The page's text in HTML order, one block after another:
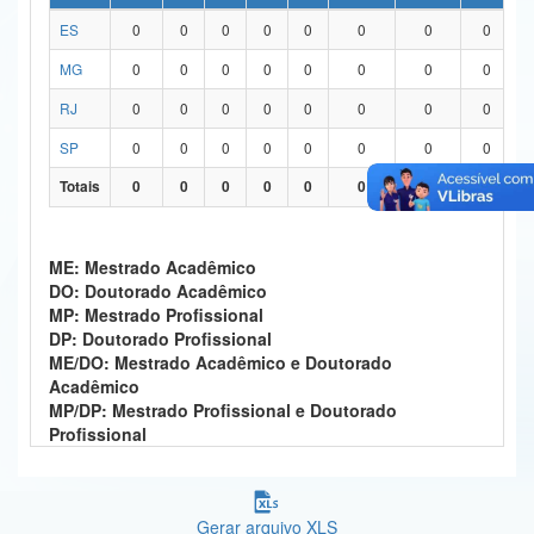
Ministério da Ciência, Tecnologia, Inovações e Comunicações
Ministério do Meio Ambiente
Ministério do Turismo
Ministério do Desenvolvimento Regional
Ministério da Mulher, da Família e dos Direitos Humanos
Secretaria-Geral
Secretaria de Governo
Gabinete de Segurança Institucional
ES
0 0 0 0 0 0 0 0
MG
0 0 0 0 0 0 0 0
RJ
0 0 0 0 0 0 0 0
SP
0 0 0 0 0 0 0 0
Totais
0 0 0 0 0 0 0 0
ME: Mestrado Acadêmico
DO: Doutorado Acadêmico
MP: Mestrado Profissional
DP: Doutorado Profissional
ME/DO: Mestrado Acadêmico e Doutorado
Acadêmico
MP/DP: Mestrado Profissional e Doutorado
Profissional
Gerar arquivo XLS